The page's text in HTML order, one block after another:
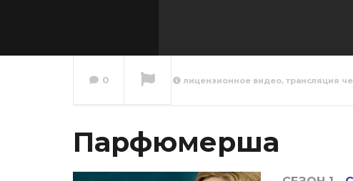
Сейчас вы смотрите
0 лицензионное видео, трансляция
Парфюмерша